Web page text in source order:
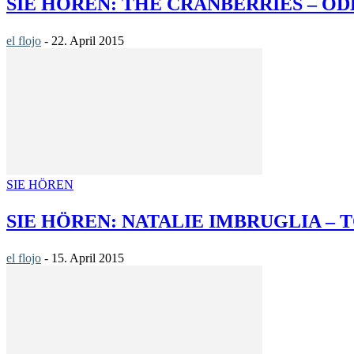
el flojo - 22. April 2015
SIE HÖREN
SIE HÖREN: NATALIE IMBRUGLIA –
el flojo - 15. April 2015